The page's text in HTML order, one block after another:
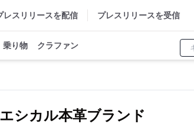
レスリリースを配信 プレスリリースを受信
乗り物 クラファン
シカル本革ブランド